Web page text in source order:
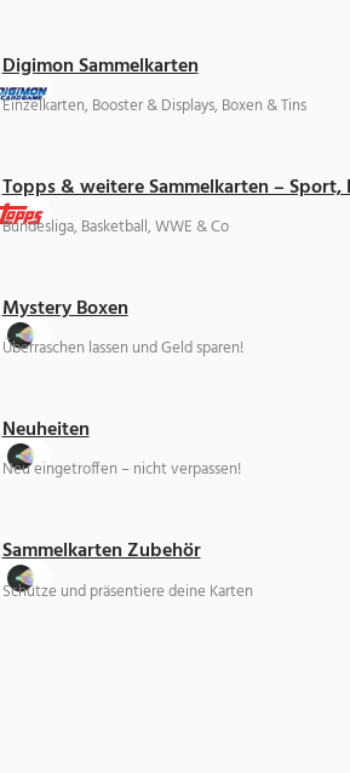
Digimon Sammelkarten
Einzelkarten, Booster & Displays, Boxen & Tins
Topps & weitere Sammelkarten –
Bundesliga, Basketball, WWE & Co
Mystery Boxen
Überraschen lassen und Geld sparen!
Neuheiten
Neu eingetroffen – nicht verpassen!
Sammelkarten Zubehör
Schütze und präsentiere deine Karten